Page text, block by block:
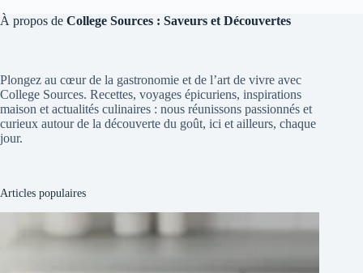
À propos de College Sources : Saveurs et Découvertes
Plongez au cœur de la gastronomie et de l’art de vivre avec
College Sources. Recettes, voyages épicuriens, inspirations
maison et actualités culinaires : nous réunissons passionnés et
curieux autour de la découverte du goût, ici et ailleurs, chaque
jour.
Articles populaires